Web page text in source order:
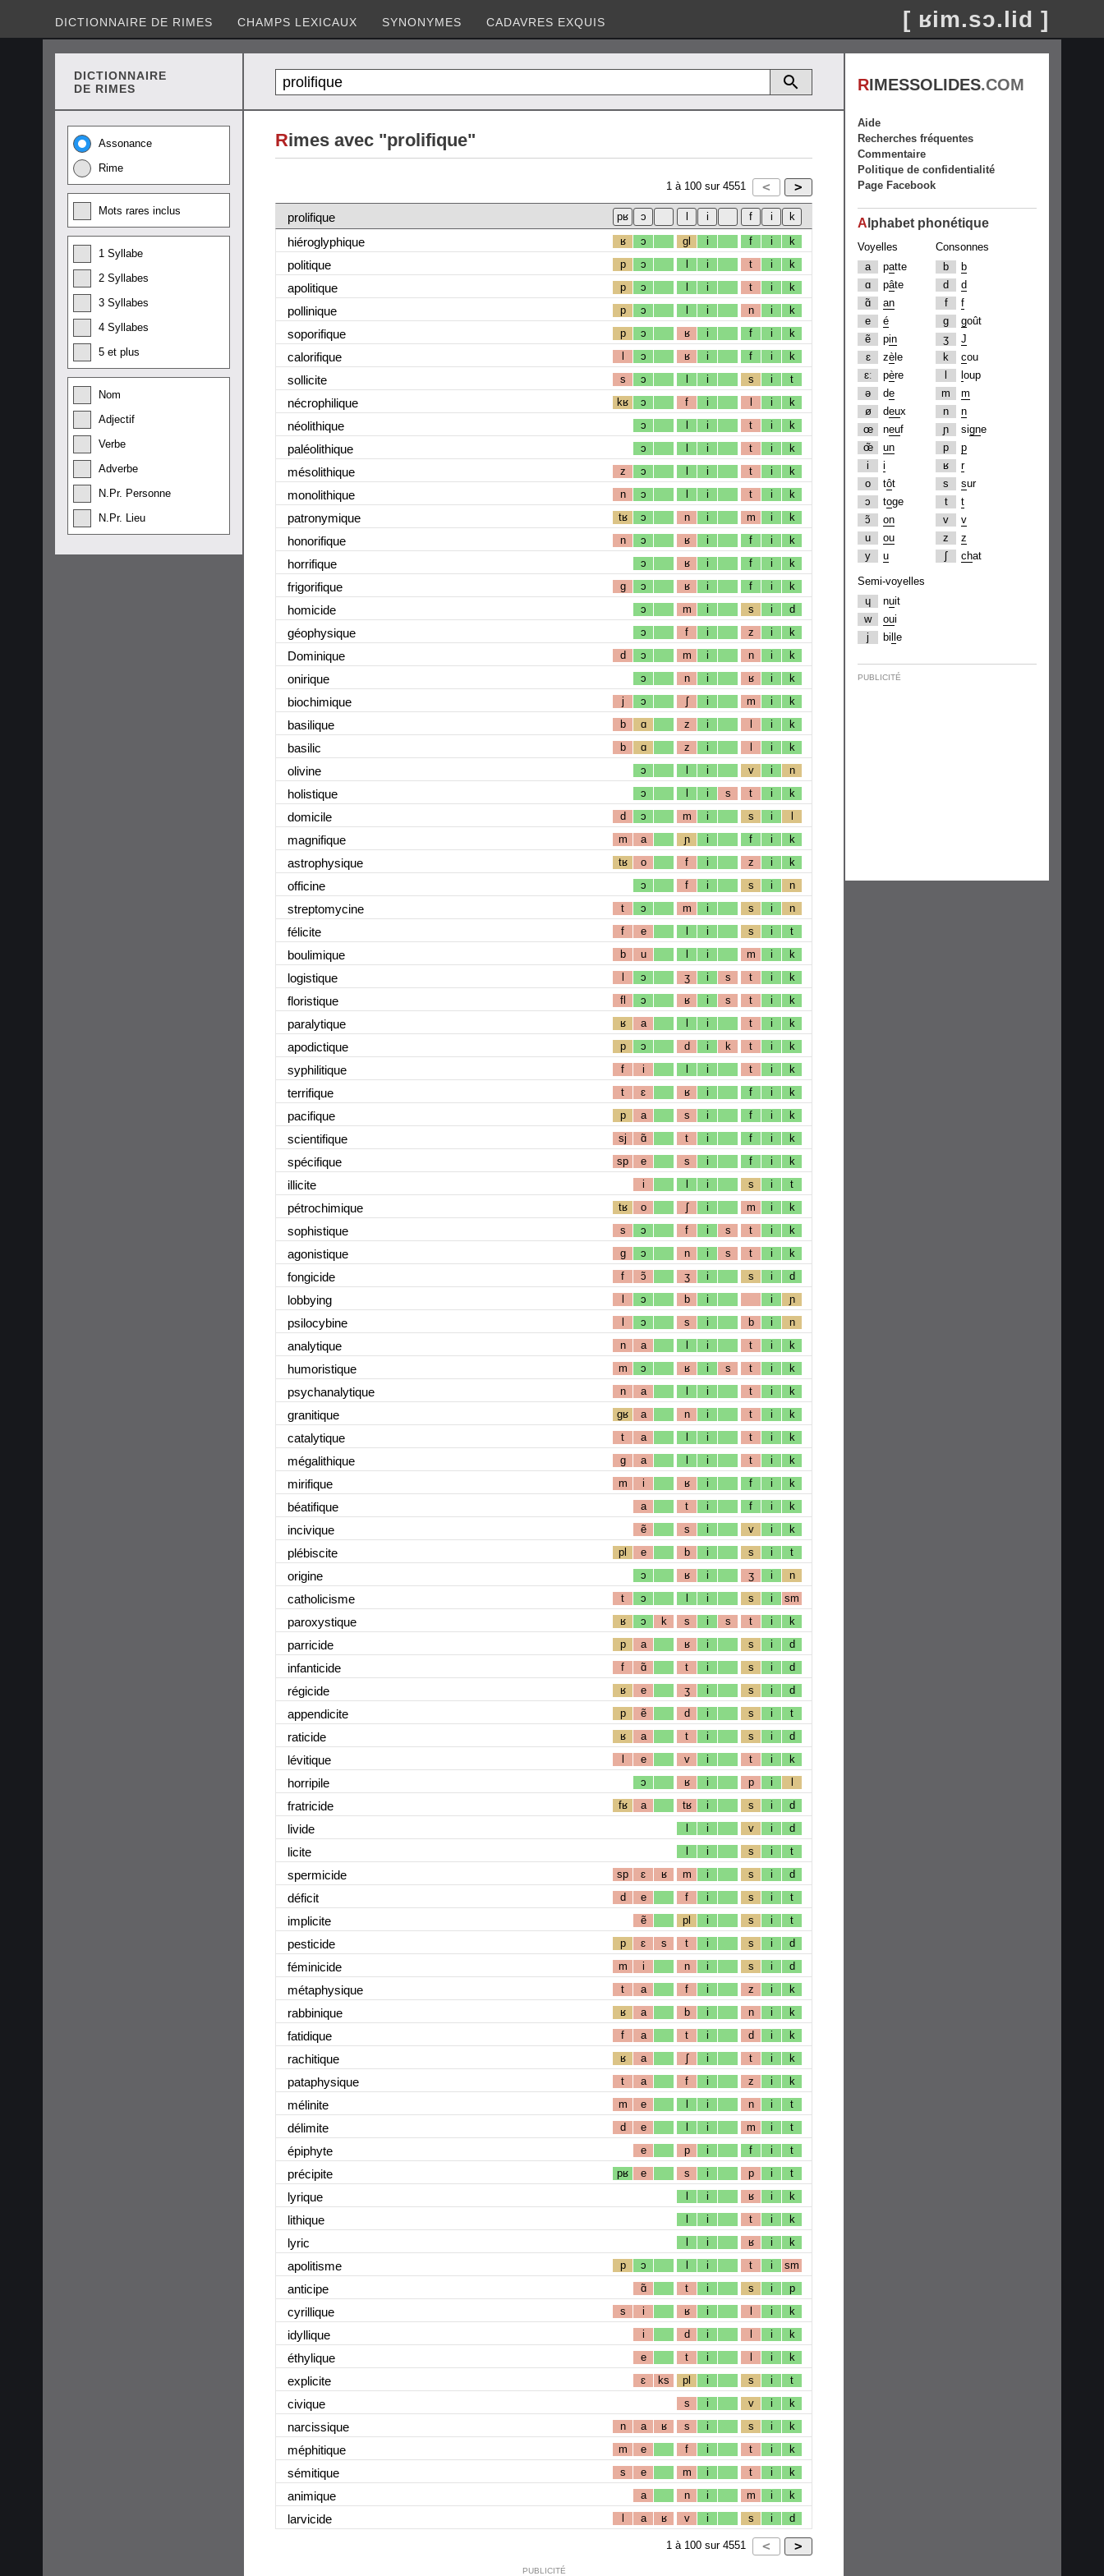
DICTIONNAIRE DE RIMES CHAMPS LEXICAUX SYNONYMES CADAVRES EXQUIS [ ʁim.sɔ.lid ]
DICTIONNAIRE
DE RIMES
Assonance
Rime
Mots rares inclus
1 Syllabe
2 Syllabes
3 Syllabes
4 Syllabes
5 et plus
Nom
Adjectif
Verbe
Adverbe
N.Pr. Personne
N.Pr. Lieu
Rimes avec "prolifique"
1 à 100 sur 4551
prolifique
hiéroglyphique
ʁ ɔ gl i f i k
politique p ɔ l i t i k
apolitique p ɔ l i t i k
pollinique p ɔ l i n i k
soporifique p ɔ ʁ i f i k
calorifique l ɔ ʁ i f i k
sollicite s ɔ l i s i t
nécrophilique kʁ ɔ f i l i k
néolithique ɔ l i t i k
paléolithique ɔ l i t i k
mésolithique z ɔ l i t i k
monolithique n ɔ l i t i k
patronymique tʁ ɔ n i m i k
honorifique n ɔ ʁ i f i k
horrifique ɔ ʁ i f i k
frigorifique g ɔ ʁ i f i k
homicide ɔ m i s i d
géophysique ɔ f i z i k
Dominique d ɔ m i n i k
onirique ɔ n i ʁ i k
biochimique j ɔ ʃ i m i k
basilique b ɑ z i l i k
basilic b ɑ z i l i k
olivine ɔ l i v i n
holistique ɔ l i s t i k
domicile d ɔ m i s i l
magnifique m a ɲ i f i k
astrophysique tʁ o f i z i k
officine ɔ f i s i n
streptomycine t ɔ m i s i n
félicite f e l i s i t
boulimique b u l i m i k
logistique l ɔ ʒ i s t i k
floristique fl ɔ ʁ i s t i k
paralytique ʁ a l i t i k
apodictique p ɔ d i k t i k
syphilitique f i l i t i k
terrifique t ɛ ʁ i f i k
pacifique p a s i f i k
scientifique sj ɑ̃ t i f i k
spécifique sp e s i f i k
illicite i l i s i t
pétrochimique tʁ o ʃ i m i k
sophistique s ɔ f i s t i k
agonistique g ɔ n i s t i k
fongicide f ɔ̃ ʒ i s i d
lobbying l ɔ b i i ɲ
psilocybine l ɔ s i b i n
analytique n a l i t i k
humoristique m ɔ ʁ i s t i k
psychanalytique n a l i t i k
granitique gʁ a n i t i k
catalytique t a l i t i k
mégalithique g a l i t i k
mirifique m i ʁ i f i k
béatifique a t i f i k
incivique ẽ s i v i k
plébiscite pl e b i s i t
origine ɔ ʁ i ʒ i n
catholicisme t ɔ l i s i sm
paroxystique ʁ ɔ k s i s t i k
parricide p a ʁ i s i d
infanticide f ɑ̃ t i s i d
régicide ʁ e ʒ i s i d
appendicite p ẽ d i s i t
raticide ʁ a t i s i d
lévitique l e v i t i k
horripile ɔ ʁ i p i l
fratricide fʁ a tʁ i s i d
livide l i v i d
licite l i s i t
spermicide sp ɛ ʁ m i s i d
déficit d e f i s i t
implicite ẽ pl i s i t
pesticide p ɛ s t i s i d
féminicide m i n i s i d
métaphysique t a f i z i k
rabbinique ʁ a b i n i k
fatidique f a t i d i k
rachitique ʁ a ʃ i t i k
pataphysique t a f i z i k
mélinite m e l i n i t
délimite d e l i m i t
épiphyte e p i f i t
précipite pʁ e s i p i t
lyrique l i ʁ i k
lithique l i t i k
lyric l i ʁ i k
apolitisme p ɔ l i t i sm
anticipe ɑ̃ t i s i p
cyrillique s i ʁ i l i k
idyllique i d i l i k
éthylique e t i l i k
explicite ɛ ks pl i s i t
civique s i v i k
narcissique n a ʁ s i s i k
méphitique m e f i t i k
sémitique s e m i t i k
animique a n i m i k
larvicide l a ʁ v i s i d
1 à 100 sur 4551
PUBLICITÉ
RIMESSOLIDES.COM
Aide
Recherches fréquentes
Commentaire
Politique de confidentialité
Page Facebook
A lphabet phonétique
Voyelles
a
patte
ɑ
pâte
ɑ̃
an
e
é
ẽ
pin
ɛ
zè le
ɛː
père
ə
de
ø
deux
œ
neuf
œ̃
un
i
i
o
tôt
ɔ
toge
ɔ̃
on
u
ou
y
u
Consonnes
b
b
d
d
f
f
g
goût
ʒ
J
k
cou
oup
m
m
n
n
ɲ
signe
p
p
ʁ
r
s
sur
t
t
v
v
z
z
ʃ
chat
Semi-voyelles
ɥ
nuit
w
oui
j
bi e
PUBLICITÉ